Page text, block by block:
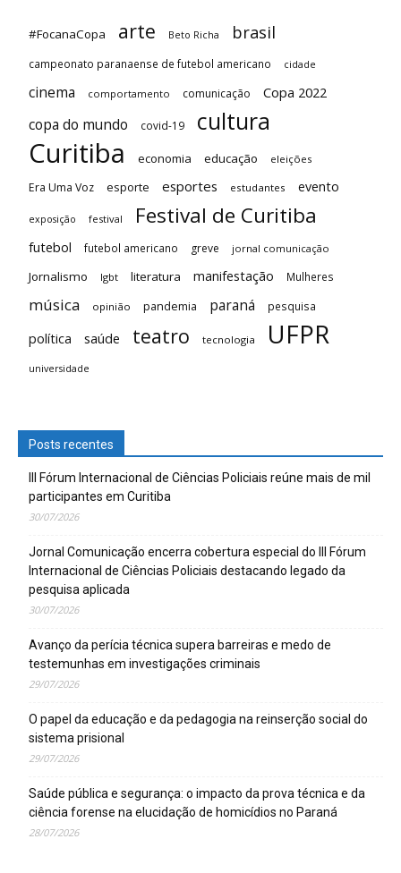
#FocanaCopa arte Beto Richa brasil
campeonato paranaense de futebol americano cidade
cinema comportamento comunicação Copa 2022
copa do mundo covid-19 cultura
Curitiba economia educação eleições
Era Uma Voz esporte esportes estudantes evento
exposição festival Festival de Curitiba
futebol futebol americano greve jornal comunicação
Jornalismo lgbt literatura manifestação Mulheres
música opinião pandemia paraná pesquisa
política saúde teatro tecnologia UFPR
universidade
Posts recentes
III Fórum Internacional de Ciências Policiais reúne mais de mil
participantes em Curitiba
30/07/2026
Jornal Comunicação encerra cobertura especial do III Fórum
Internacional de Ciências Policiais destacando legado da
pesquisa aplicada
30/07/2026
Avanço da perícia técnica supera barreiras e medo de
testemunhas em investigações criminais
29/07/2026
O papel da educação e da pedagogia na reinserção social do
sistema prisional
29/07/2026
Saúde pública e segurança: o impacto da prova técnica e da
ciência forense na elucidação de homicídios no Paraná
28/07/2026